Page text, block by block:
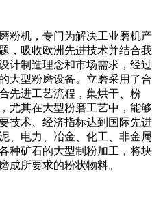
粉机，专门为解决工业磨机产
，吸收欧洲先进技术并结合我
计制造理念和市场需求，经过
大型粉磨设备。立磨采用了合
先进工艺流程，集烘干、粉
尤其在大型粉磨工艺中，能够
技术、经济指标达到国际先进
、电力、冶金、化工、非金属
种矿石的大型制粉加工，将块
成所要求的粉状物料。